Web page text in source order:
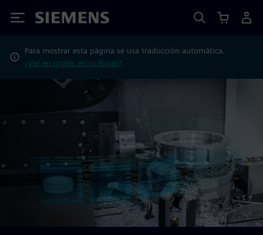
Siemens
Para mostrar esta página se usa traducción automática.
¿Ver en inglés en su lugar?